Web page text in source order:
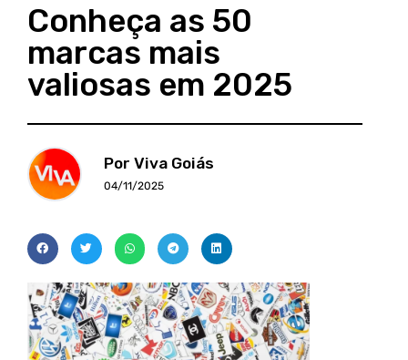
Conheça as 50
marcas mais
valiosas em 2025
Por Viva Goiás
04/11/2025